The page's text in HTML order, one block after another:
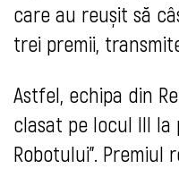
care au reușit să
trei premii,
Astfel, echipa din
clasat pe locul III la
Robotului”.